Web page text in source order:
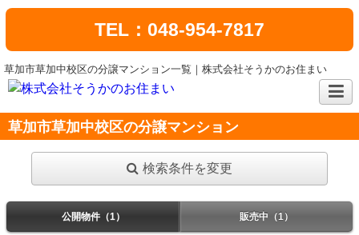
TEL：048-954-7817
草加市草加中校区の分譲マンション一覧｜株式会社そうかのお住まい
草加市草加中校区の分譲マンション
検索条件を変更
公開物件（1） 販売中（1）